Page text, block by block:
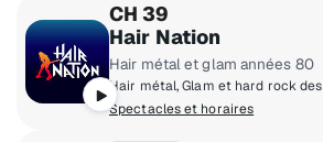
CH 39
Hair Nation
Hair métal et glam années 80
Spectacles et horaires